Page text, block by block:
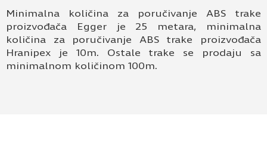
Minimalna količina za poručivanje ABS trake
proizvođača Egger je 25 metara, minimalna
količina za poručivanje ABS trake proizvođača
Hranipex je 10m. Ostale trake se prodaju sa
minimalnom količinom 100m.